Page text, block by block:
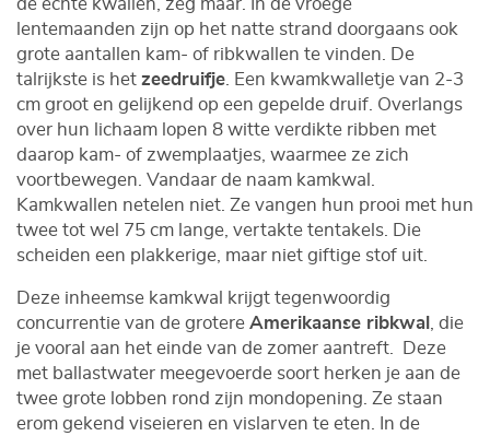
de échte kwallen, zeg maar. In de vroege
lentemaanden zijn op het natte strand doorgaans ook
grote aantallen kam- of ribkwallen te vinden. De
talrijkste is het zeedruifje . Een kwamkwalletje van 2-3
cm groot en gelijkend op een gepelde druif. Overlangs
over hun lichaam lopen 8 witte verdikte ribben met
daarop kam- of zwemplaatjes, waarmee ze zich
voortbewegen. Vandaar de naam kamkwal.
Kamkwallen netelen niet. Ze vangen hun prooi met hun
twee tot wel 75 cm lange, vertakte tentakels. Die
scheiden een plakkerige, maar niet giftige stof uit.
Deze inheemse kamkwal krijgt tegenwoordig
concurrentie van de grotere Amerikaanse ribkwal
, die
je vooral aan het einde van de zomer aantreft. Deze
met ballastwater meegevoerde soort herken je aan de
twee grote lobben rond zijn mondopening. Ze staan
erom gekend viseieren en vislarven te eten. In de